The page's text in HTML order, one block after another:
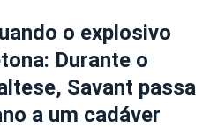
o explosivo
Durante o
Savant passa
a um cadáver